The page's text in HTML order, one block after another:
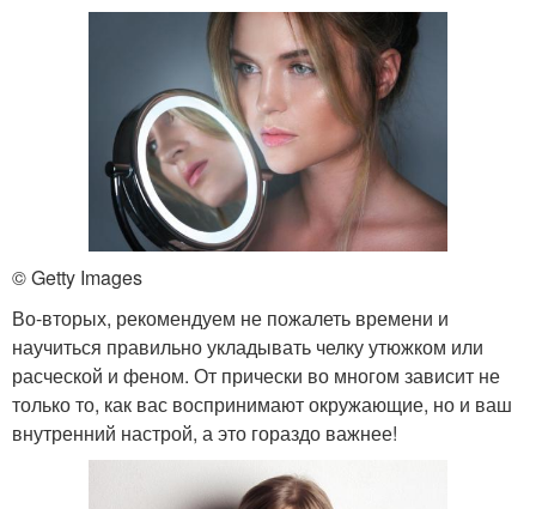
© Getty Images
Во-вторых, рекомендуем не пожалеть времени и
научиться правильно укладывать челку утюжком или
расческой и феном. От прически во многом зависит не
только то, как вас воспринимают окружающие, но и ваш
внутренний настрой, а это гораздо важнее!